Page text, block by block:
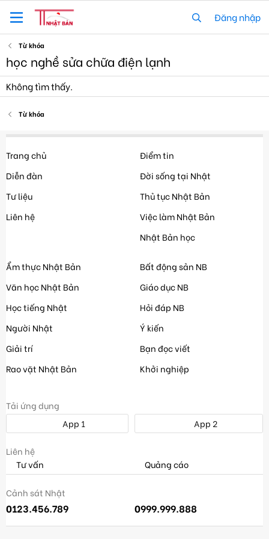
Đăng nhập
Từ khóa
học nghề sửa chữa điện lạnh
Không tìm thấy.
Từ khóa
Trang chủ
Diễn đàn
Tư liệu
Liên hệ
Điểm tin
Đời sống tại Nhật
Thủ tục Nhật Bản
Việc làm Nhật Bản
Nhật Bản học
Ẩm thực Nhật Bản
Văn học Nhật Bản
Học tiếng Nhật
Người Nhật
Giải trí
Rao vặt Nhật Bản
Bất động sản NB
Giáo dục NB
Hỏi đáp NB
Ý kiến
Bạn đọc viết
Khởi nghiệp
Tải ứng dụng
App 1
App 2
Liên hệ
Tư vấn
Quảng cáo
Cảnh sát Nhật
0123.456.789 0999.999.888